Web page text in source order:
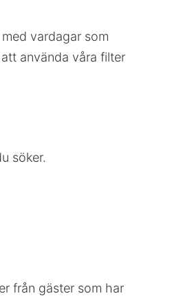
vardagar som
använda våra filter
söker.
från gäster som har